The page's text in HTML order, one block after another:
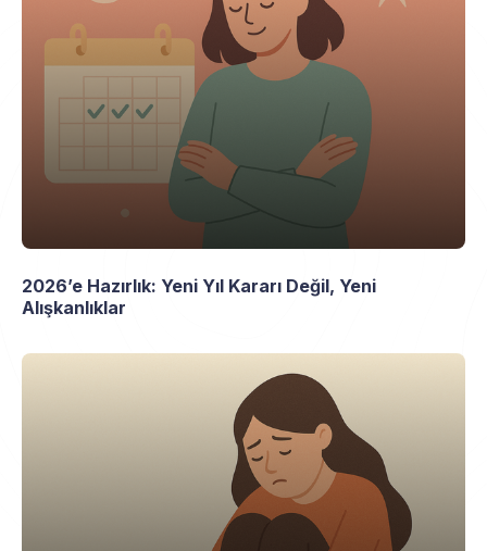
2026’e Hazırlık: Yeni Yıl Kararı Değil, Yeni
Alışkanlıklar